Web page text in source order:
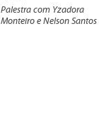
Palestra com Yzadora
Monteiro e Nelson Santos